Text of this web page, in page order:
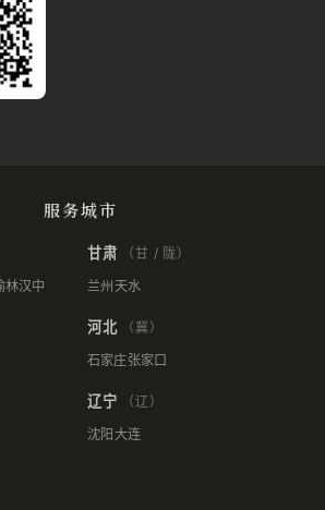
服务城市
林汉中
甘肃
（甘 / 陇）
兰州 天水
河北
（冀）
石家庄张家口
辽宁
（辽）
沈阳 大连